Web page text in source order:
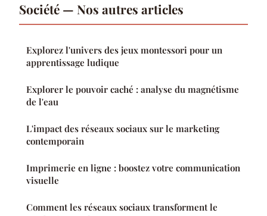
Société — Nos autres articles
Explorez l'univers des jeux montessori pour un
apprentissage ludique
Explorer le pouvoir caché : analyse du magnétisme
de l'eau
L'impact des réseaux sociaux sur le marketing
contemporain
Imprimerie en ligne : boostez votre communication
visuelle
Comment les réseaux sociaux transforment le